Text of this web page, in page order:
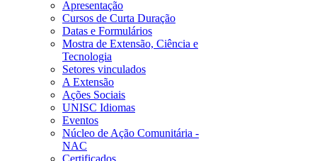
Apresentação
Cursos de Curta Duração
Datas e Formulários
Mostra de Extensão, Ciência e
Tecnologia
Setores vinculados
A Extensão
Ações Sociais
UNISC Idiomas
Eventos
Núcleo de Ação Comunitária -
NAC
Certificados